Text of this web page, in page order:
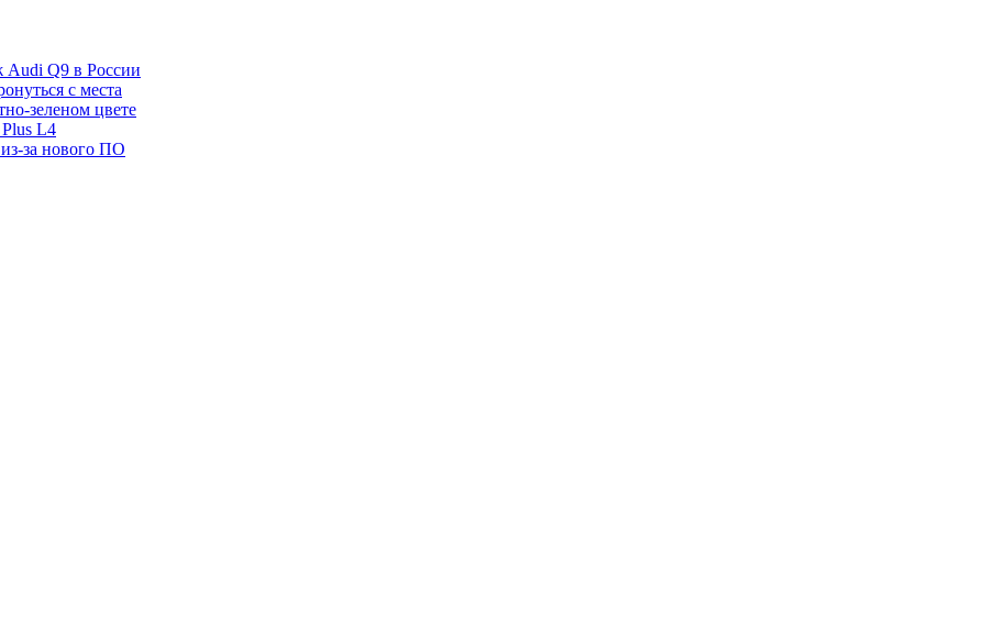
Audi Q9 в России
с места
зеленом цвете
L4
за нового ПО